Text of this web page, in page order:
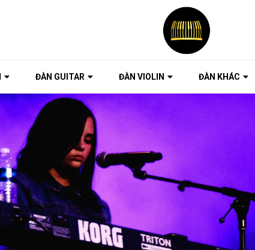
ĐÀN GUITAR ĐÀN VIOLIN ĐÀN KHÁC